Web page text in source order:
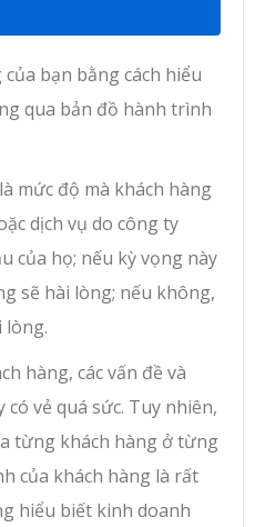
bạn bằng cách hiểu
qua bản đồ hành trình
mức độ mà khách hàng
dịch vụ do công ty
của họ; nếu kỳ vọng này
sẽ hài lòng; nếu không,
lòng.
hàng, các vấn đề và
vẻ quá sức. Tuy nhiên,
từng khách hàng ở từng
của khách hàng là rất
hiểu biết kinh doanh